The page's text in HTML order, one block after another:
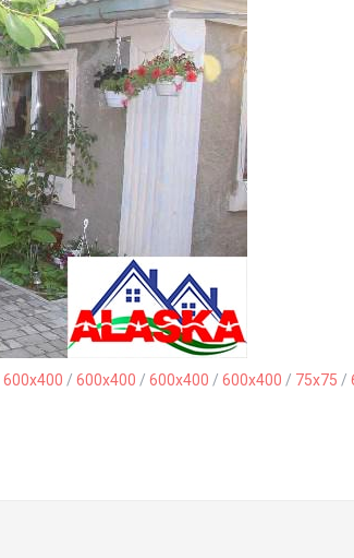
600x400 / 600x400 / 600x400 / 600x400 / 75x75 /